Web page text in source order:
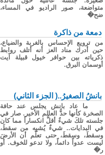
متواضعة، صور الراديو في المساء،
ضح�
دمعة من ذاكرة
من ترويع الإحساس بالغربة والضياع،
حين أدرك مناد العز أنه أتلف روابط
ذكرياته بين حوافر خيول قبيلة آيت
أوسمان البرق.
بانشُ الصغيرُ..( الجزء الثاني)
ما عاد بانش يجلس عند حافة
الصخرة كأنها حدُّ العالم الأخير. صار في
جلسته تلكَ شيءٌ أقلُّ انكساراً مما كان
في البدايات.. شيءٌ يُشبِه من سقطَ،
وسقطَ، وسقطَ، حتى تعلّم أن الأرضَ
ليست عدواً دائماً، ولا تدعو للخوف. أو
ر�